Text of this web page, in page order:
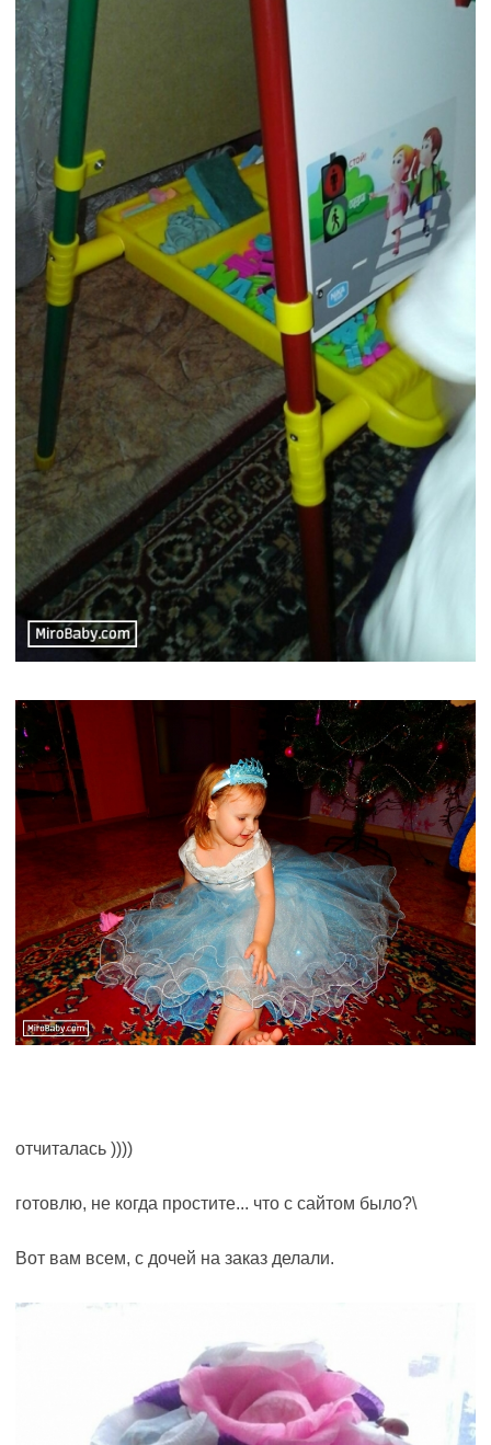
отчиталась ))))
готовлю, не когда простите... что с сайтом было?\
Вот вам всем, с дочей на заказ делали.